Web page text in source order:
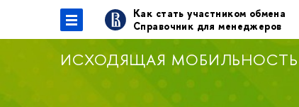
Как стать участником обмена
Справочник для менеджеров
ИСХОДЯЩАЯ МОБИЛЬНОСТЬ